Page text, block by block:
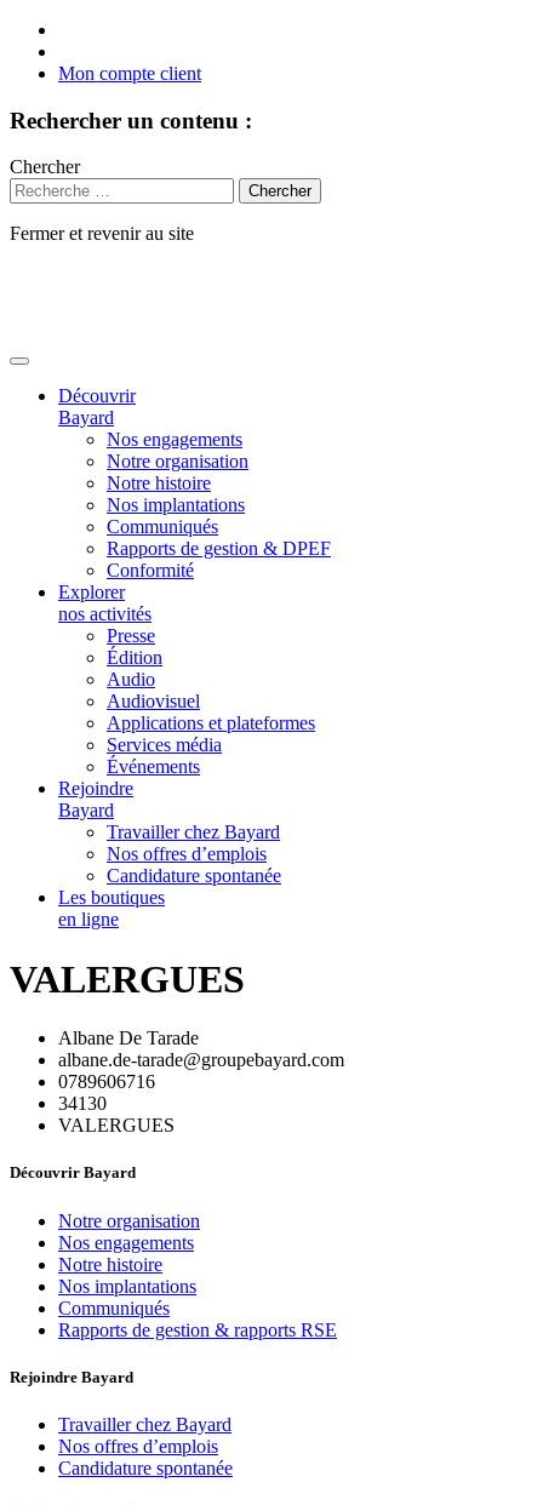
Mon compte client
Rechercher un contenu :
Chercher
Fermer et revenir au site
Découvrir
Bayard
Nos engagements
Notre organisation
Notre histoire
Nos implantations
Communiqués
Rapports de gestion & DPEF
Conformité
Explorer
nos activités
Presse
Édition
Audio
Audiovisuel
Applications et plateformes
Services média
Événements
Rejoindre
Bayard
Travailler chez Bayard
Nos offres d’emplois
Candidature spontanée
Les boutiques
en ligne
VALERGUES
Albane De Tarade
albane.de-tarade@groupebayard.com
0789606716
34130
VALERGUES
Découvrir Bayard
Notre organisation
Nos engagements
Notre histoire
Nos implantations
Communiqués
Rapports de gestion & rapports RSE
Rejoindre Bayard
Travailler chez Bayard
Nos offres d’emplois
Candidature spontanée